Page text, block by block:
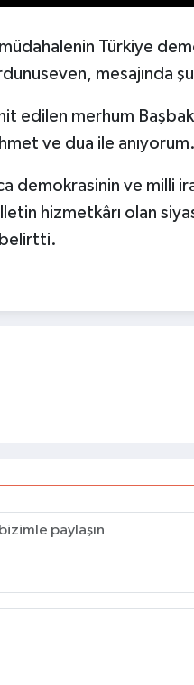
Türkiye
mesajında
edilen merhum
ve dua ile
demokrasinin ve milli
hizmetkârı olan